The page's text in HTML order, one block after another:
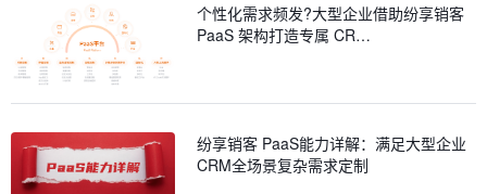
个性化需求频发?大型企业借助纷享销客
PaaS 架构打造专属 CR…
纷享销客 PaaS能力详解：满足大型企业
CRM全场景复杂需求定制